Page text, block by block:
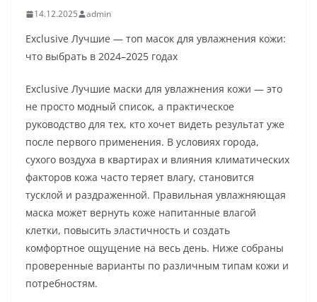
14.12.2025 admin
Exclusive Лучшие — топ масок для увлажнения кожи:
что выбрать в 2024–2025 годах
Exclusive Лучшие маски для увлажнения кожи — это
не просто модный список, а практическое
руководство для тех, кто хочет видеть результат уже
после первого применения. В условиях города,
сухого воздуха в квартирах и влияния климатических
факторов кожа часто теряет влагу, становится
тусклой и раздраженной. Правильная увлажняющая
маска может вернуть коже напитанные влагой
клетки, повысить эластичность и создать
комфортное ощущение на весь день. Ниже собраны
проверенные варианты по различным типам кожи и
потребностям.